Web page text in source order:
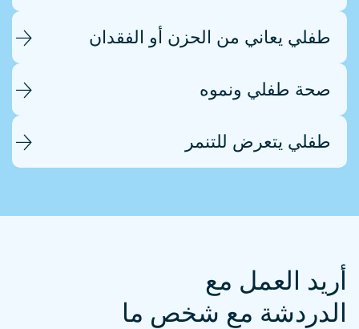
طفلي يعاني من الحزن أو الفقدان
صحة طفلي ونموه
طفلي يتعرض للتنمر
أريد العمل مع
الدردشة مع شخص ما